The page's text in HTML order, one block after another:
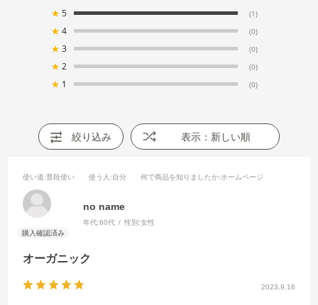
★ 5 (1)
★ 4 (0)
★ 3 (0)
★ 2 (0)
★ 1 (0)
絞り込み 表示：新しい順
2023.9.16
オーガニック
使い道:普段使い 使う人 :自分 何で商品を知りましたか:ホームページ
no name
年代:60代 性別:女性